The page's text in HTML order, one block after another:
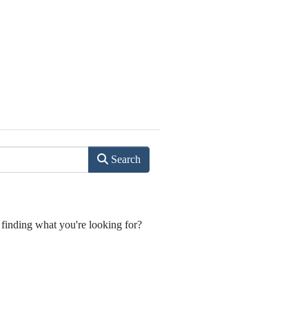
Search
what you're looking for?